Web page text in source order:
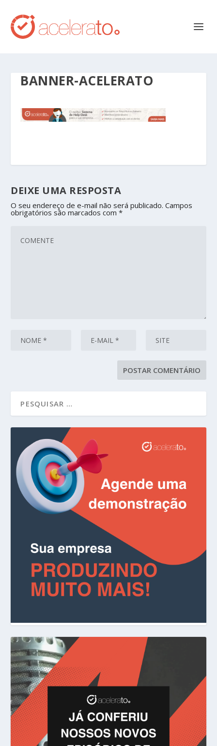
BANNER-ACELERATO
DEIXE UMA RESPOSTA
O seu endereço de e-mail não será publicado. Campos
obrigatórios são marcados com*